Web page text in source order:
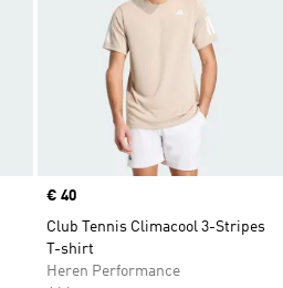
Price
€ 40
Club Tennis Climacool 3-Stripes
T-shirt
Heren Performance